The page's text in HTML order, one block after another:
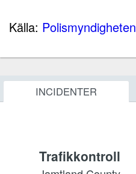
Källa: Polismyndigheten
INCIDENTER
Trafikkontroll